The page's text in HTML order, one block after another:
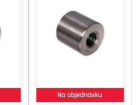
Na objednávku